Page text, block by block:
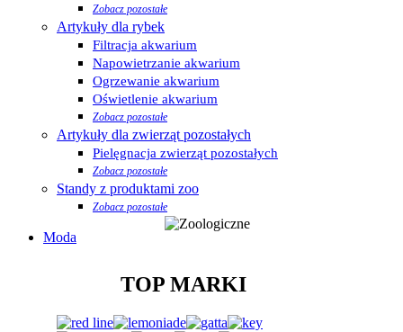
Zobacz pozostałe
Artykuły dla rybek
Filtracja akwarium
Napowietrzanie akwarium
Ogrzewanie akwarium
Oświetlenie akwarium
Zobacz pozostałe
Artykuły dla zwierząt pozostałych
Pielęgnacja zwierząt pozostałych
Zobacz pozostałe
Standy z produktami zoo
Zobacz pozostałe
Moda
TOP MARKI